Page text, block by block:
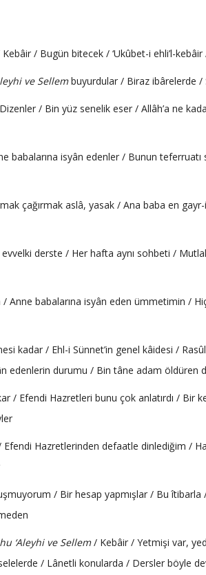
/ Bugün bitecek / ‘Ukûbet-i ehli’l-
ve Sellembuyurdular / Biraz ibârelerde /
/ Bin yüz senelik eser / Allâh’a ne
babalarına isyân edenler / Bunun teferruatı
çağırmak aslâ, yasak / Ana baba en
derste / Her hafta aynı sohbeti /
Anne babalarına isyân eden ümmetimin /
kadar / Ehl-i Sünnet’in genel kâidesi /
edenlerin durumu / Bin tâne adam öldüren
/ Efendi Hazretleri bunu çok anlatırdı / Bir
Hazretlerinden defaatle dinlediğim /
/ Bir hesap yapmışlar / Bu îtibarla
‘Aleyhi ve Sellem/ Kebâir / Yetmişi var,
/ Lânetli konularda / Dersler böyle